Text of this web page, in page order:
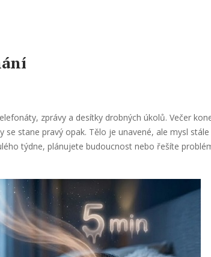
zprávy a desítky drobných úkolů. Večer
se stane pravý opak. Tělo je unavené, ale mysl
týdne, plánujete budoucnost nebo řešíte